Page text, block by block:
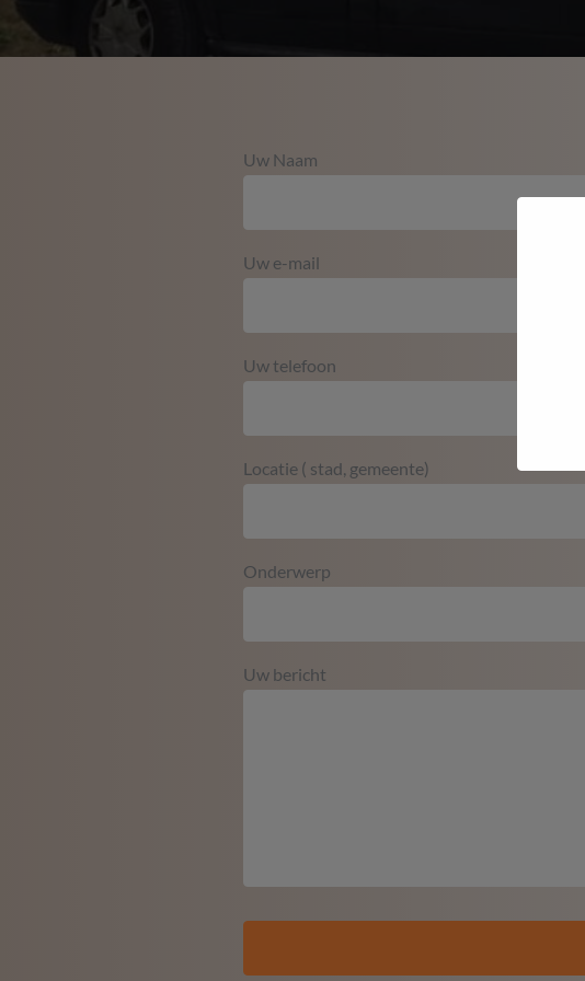
Uw Naam
Uw e-mail
Uw telefoon
Locatie ( stad, gemeente)
Onderwerp
Uw bericht